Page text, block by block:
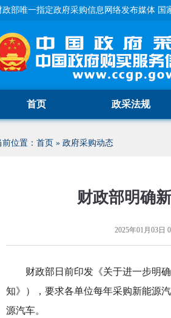
政部唯一指定政府采购信息网络发布媒体 国
首页 政采法规
前位置： 首页 » 政府采购动态
财政部明确
2025年01月03日
财政部日前印发《关于进一步明
知》），要求各单位每年采购新能源
源汽车。